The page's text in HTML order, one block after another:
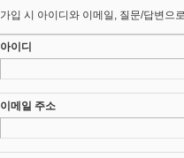
가입 시 아이디와 이메일, 질문/답변으
아이디
이메일 주소